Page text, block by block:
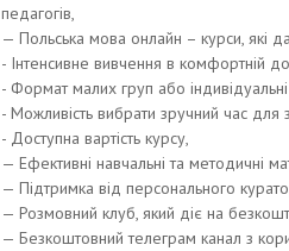
педагогів,
— Польська мова онлайн – курси, які
- Інтенсивне вивчення в комфортній
- Формат малих груп або
- Можливість вибрати зручний час для
- Доступна вартість курсу,
— Ефективні навчальні та методичні
— Підтримка від персонального
— Розмовний клуб, який діє на
— Безкоштовний телеграм канал з